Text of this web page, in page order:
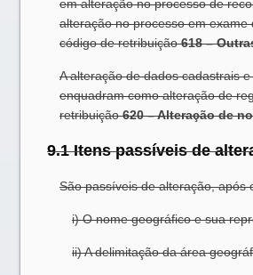
em alteração no processo de
alteração no processo em
código de retribuição618 –
A alteração de dados cadastrais
enquadram como alteração de
retribuição620 – Alteração de
9.1 Itens passíveis de
São passíveis de alteração, após
i) O nome geográfico e sua
ii) A delimitação da área